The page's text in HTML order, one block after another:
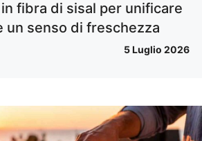
fibra di sisal per unificare
un senso di freschezza
5 Luglio 2026